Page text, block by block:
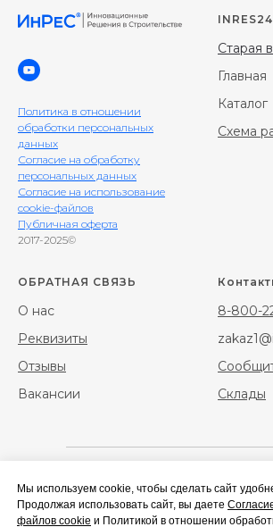
Мы используем cookie, чтобы сделать сайт
Продолжая использовать сайт, вы даете
файлов cookie и Политикой в отношении
Политика в отношении
обработки персональных
данных
Согласие на обработку
персональных данных
Согласие на использование
cookie-файлов
Публичная оферта
2017-2025©
Старая
Главная
Каталог
Схема
ОБРАТНАЯ СВЯЗЬ
О нас
Реквизиты
Отзывы
Вакансии
8-800-
Склады
Фибра
полипропиленовая
Фибра